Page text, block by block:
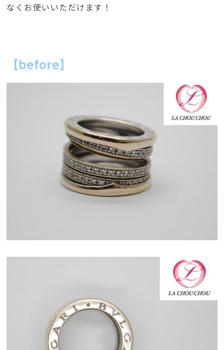
なくお使いいただけます！
【before】